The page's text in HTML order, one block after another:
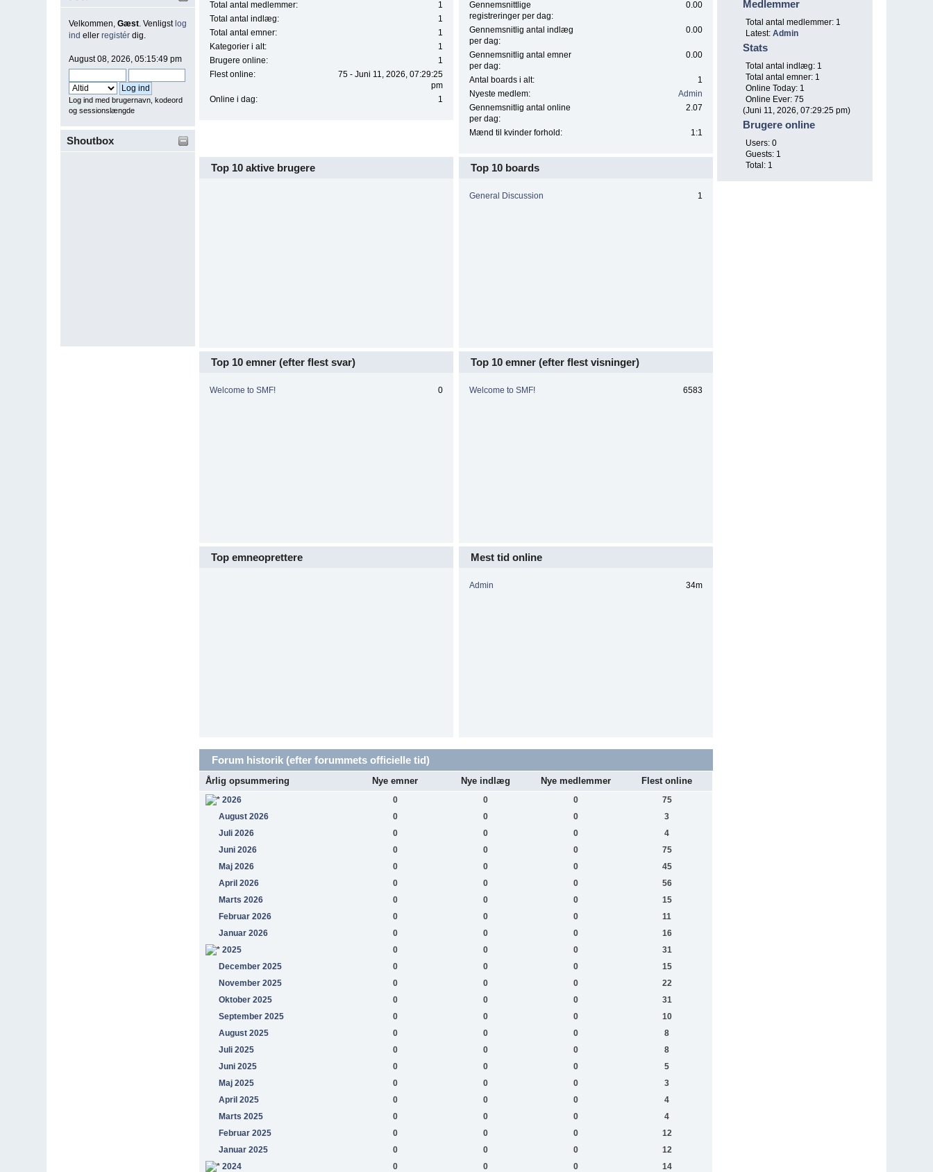
Velkommen,Gæst. Venligstlog
ind ellerregistér dig.
August 08, 2026, 05:15:49 pm
Log ind med brugernavn, kodeord
og sessionslængde
Shoutbox
Medlemmer
Total antal medlemmer: 1
Latest: Admin
Stats
Total antal indlæg: 1
Total antal emner: 1
Online Today: 1
Online Ever: 75
(Juni 11, 2026, 07:29:25 pm)
Brugere online
Users: 0
Guests: 1
Total: 1
Total antal medlemmer:
1
Total antal indlæg:
1
Total antal emner:
1
Kategorier i alt:
1
Brugere online:
1
Flest online:
75 - Juni 11, 2026, 07:29:25
pm
Online i dag:
1
Gennemsnittlige
registreringer per dag:
0.00
Gennemsnitlig antal indlæg
per dag:
0.00
Gennemsnitlig antal emner
per dag:
0.00
Antal boards i alt:
1
Nyeste medlem:
Admin
Gennemsnitlig antal online
per dag:
2.07
Mænd til kvinder forhold: 1:1
Top 10 aktive brugere Top 10 boards
General Discussion 1
Top 10 emner (efter flest svar)
Welcome to SMF! 0
Top 10 emner (efter flest visninger)
Welcome to SMF! 6583
Top emneoprettere Mest tid online
Admin 34m
Forum historik (efter forummets officielle tid)
Årlig opsummering Nye emner Nye indlæg Nye medlemmer Flest online
2026 0 0 0
75
August 2026
0 0 0
3
Juli 2026
0 0 0
4
Juni 2026
0 0 0
75
Maj 2026
0 0 0
45
April 2026
0 0 0
56
Marts 2026
0 0 0
15
Februar 2026
0 0 0
11
Januar 2026
0 0 0
16
2025
0 0 0
31
December 2025
0 0 0
15
November 2025
0 0 0
22
Oktober 2025
0 0 0
31
September 2025
0 0 0
10
August 2025
0 0 0
8
Juli 2025
0 0 0
8
Juni 2025
0 0 0
5
Maj 2025
0 0 0
3
April 2025
0 0 0
4
Marts 2025
0 0 0
4
Februar 2025
0 0 0
12
Januar 2025
0 0 0
12
2024
0 0 0
14